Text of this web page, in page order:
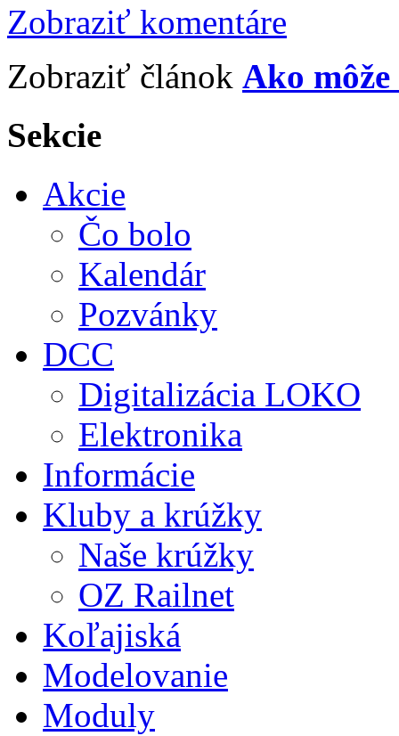
Zobraziť komentáre
Zobraziť článok Ako
Sekcie
Akcie
Čo bolo
Kalendár
Pozvánky
DCC
Digitalizácia LOKO
Elektronika
Informácie
Kluby a krúžky
Naše krúžky
OZ Railnet
Koľajiská
Modelovanie
Moduly